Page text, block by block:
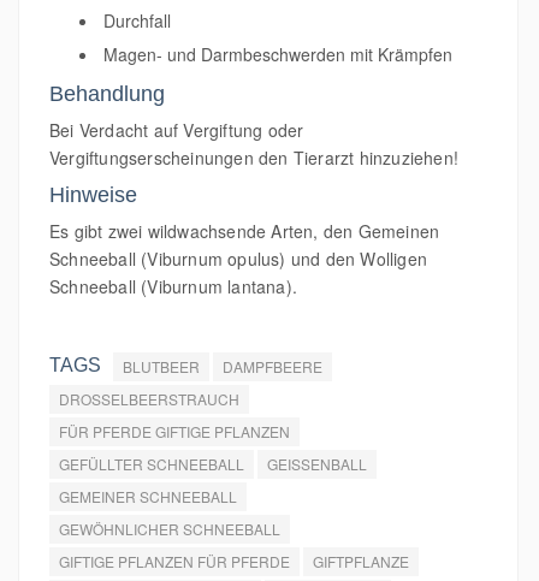
Durchfall
Magen- und Darmbeschwerden mit Krämpfen
Behandlung
Bei Verdacht auf Vergiftung oder
Vergiftungserscheinungen den Tierarzt hinzuziehen!
Hinweise
Es gibt zwei wildwachsende Arten, den Gemeinen
Schneeball (Viburnum opulus) und den Wolligen
Schneeball (Viburnum lantana).
TAGS BLUTBEER
DAMPFBEERE
DROSSELBEERSTRAUCH
FÜR PFERDE GIFTIGE PFLANZEN
GEFÜLLTER SCHNEEBALL
GEISSENBALL
GEMEINER SCHNEEBALL
GEWÖHNLICHER SCHNEEBALL
GIFTIGE PFLANZEN FÜR PFERDE
GIFTPFLANZE